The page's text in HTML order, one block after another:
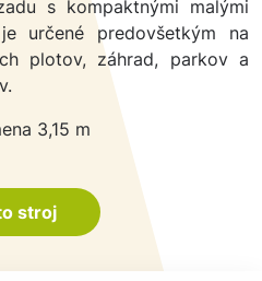
s kompaktnými malými
určené predovšetkým na
plotov, záhrad, parkov a
3,15 m
stroj